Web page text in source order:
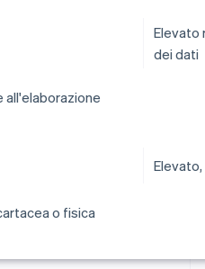
Elevato
dei dati
all'elaborazione
o fisica